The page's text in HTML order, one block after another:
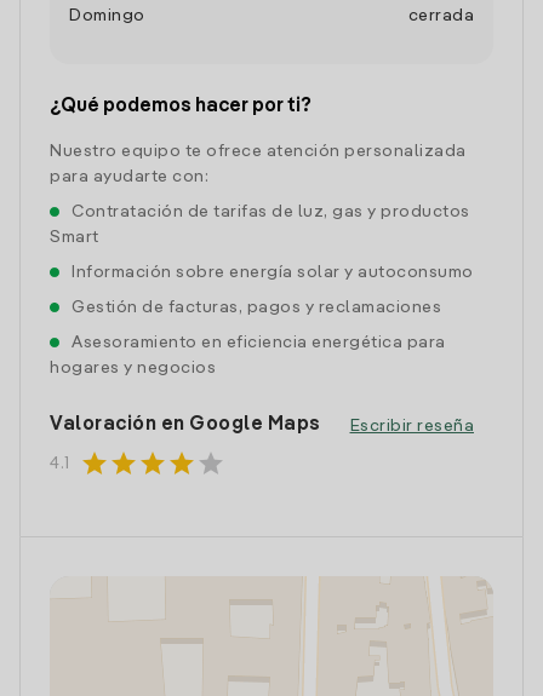
Domingo
cerrada
¿Qué podemos hacer por ti?
Nuestro equipo te ofrece atención personalizada
para ayudarte con:
Contratación de tarifas de luz, gas y productos
Smart
Información sobre energía solar y autoconsumo
Gestión de facturas, pagos y reclamaciones
Asesoramiento en eficiencia energética para
hogares y negocios
Valoración en Google Maps
4.1 starstarstarstar star
Escribir reseña